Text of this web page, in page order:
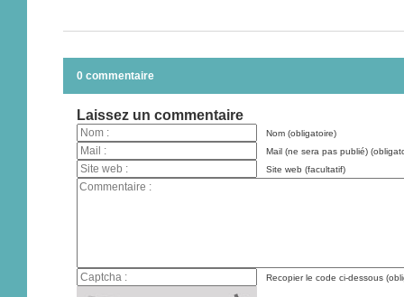
0 commentaire
Laissez un commentaire
Nom (obligatoire)
Mail (ne sera pas publié)
Site web (facultatif)
Recopier le code ci-dessous